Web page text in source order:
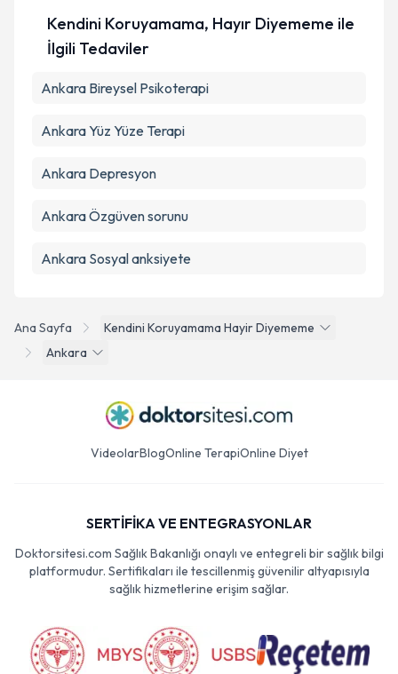
Ana Sayfa
Kendini Koruyamama Hayir Diyememe
Ankara
Kendini Koruyamama, Hayır Diyememe ile
İlgili Tedaviler
Ankara Bireysel Psikoterapi
Ankara Yüz Yüze Terapi
Ankara Depresyon
Ankara Özgüven sorunu
Ankara Sosyal anksiyete
VideolarBlogOnline TerapiOnline Diyet
SERTİFİKA VE ENTEGRASYONLAR
Doktorsitesi.com Sağlık Bakanlığı onaylı ve entegreli bir sağlık bilgi
platformudur. Sertifikaları ile tescillenmiş güvenilir altyapısıyla
sağlık hizmetlerine erişim sağlar.